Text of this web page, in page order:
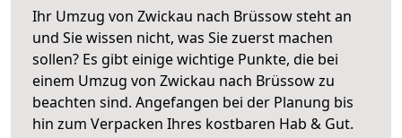
Ihr Umzug von Zwickau nach Brüssow steht an
und Sie wissen nicht, was Sie zuerst machen
sollen? Es gibt einige wichtige Punkte, die bei
einem Umzug von Zwickau nach Brüssow zu
beachten sind. Angefangen bei der Planung bis
hin zum Verpacken Ihres kostbaren Hab & Gut.